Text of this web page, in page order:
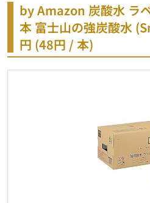
by Amazon 炭酸水 ラ
本 富士山の強炭酸水
円 (48円 / 本)